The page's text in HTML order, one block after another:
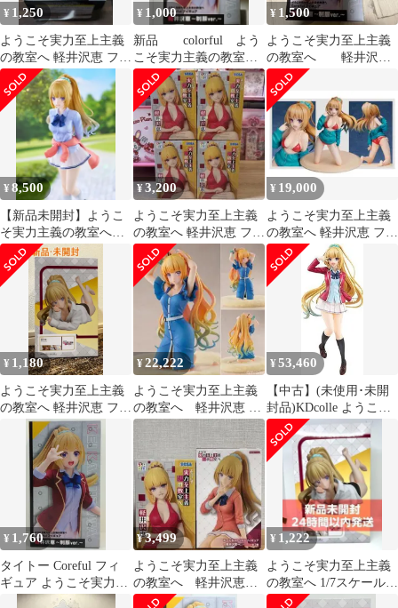
¥ 1,250
ようこそ実力至上主義
の教室へ 軽井沢恵 フィ
ギュア 制服ver.
¥ 1,000
新品 colorful よう
こそ実力主義の教室
へ 軽井沢恵 フィギ
ュア
¥ 1,500
ようこそ実力至上主義
の教室へ 軽井沢
恵 フィギュア
¥8,500
【新品未開封】ようこ
そ実力主義の教室へ
TENITOL 軽井沢恵 フ
ィギュア
¥3,200
ようこそ実力至上主義
の教室へ 軽井沢恵 フィ
ギュア 4点セット
¥ 19,000
ようこそ実力至上主義
の教室へ 軽井沢恵 フィ
ギュア 特典フェイス
パーツ付
¥ 1,180
ようこそ実力至上主義
の教室へ 軽井沢恵 フィ
ギュア
¥22,222
ようこそ実力至上主義
の教室へ 軽井沢恵 1/6
完成品フィギュア
¥53,460
【中古】(未使用･未開
封品)KDcolle ようこそ
実力至上主義の教室へ
軽井沢恵 1/7スケール
プラスチック製 塗装済
み完成品フィギュア
¥ 1,760
タイトー Coreful フィ
ギュア ようこそ実力至
上主義の教室へ 2nd
¥3,499
ようこそ実力至上主義
の教室へ 軽井沢恵
フィギュア 2点セット
¥ 1,222
ようこそ実力至上主義
の教室へ 1/7スケールフ
ィギュア 軽井沢恵